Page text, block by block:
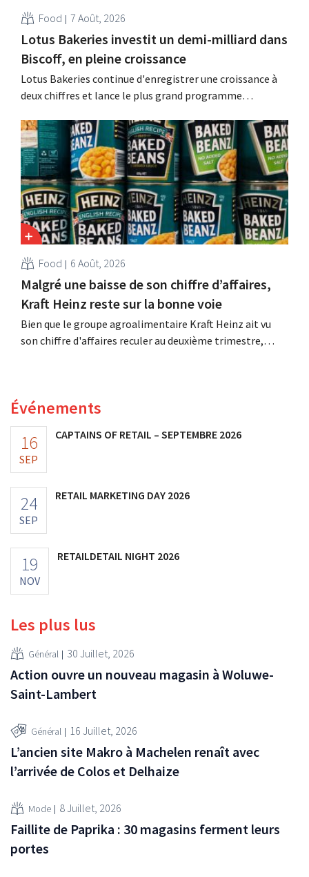
Food 7 Août, 2026
Lotus Bakeries investit un demi-milliard dans
Biscoff, en pleine croissance
Lotus Bakeries continue d'enregistrer une croissance à
deux chiffres et lance le plus grand programme
capacité de production de Biscoff : « Nous devons saisir
cette opportunité ».
Food 6 Août, 2026
Malgré une baisse de son chiffre d’affaires,
Kraft Heinz reste sur la bonne voie
Bien que le groupe agroalimentaire Kraft Heinz ait vu
son chiffre d'affaires reculer au deuxième trimestre,
Événements
16
SEP
CAPTAINS OF RETAIL – SEPTEMBRE 2026
24
SEP
RETAIL MARKETING DAY 2026
19
NOV
RETAILDETAIL NIGHT 2026
Les plus lus
Général 30 Juillet, 2026
Action ouvre un nouveau magasin à Woluwe-
Saint-Lambert
Général 16 Juillet, 2026
L’ancien site Makro à Machelen renaît avec
l’arrivée de Colos et Delhaize
Mode 8 Juillet, 2026
Faillite de Paprika : 30 magasins ferment leurs
portes